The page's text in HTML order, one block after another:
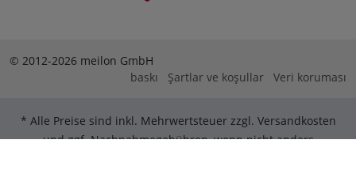
© 2012-2026 meilon GmbH
baskı
Şartlar ve koşullar Veri koruması
* Alle Preise sind inkl. Mehrwertsteuer zzgl. Versandkosten
und ggf. Nachnahmegebühren, wenn nicht anders